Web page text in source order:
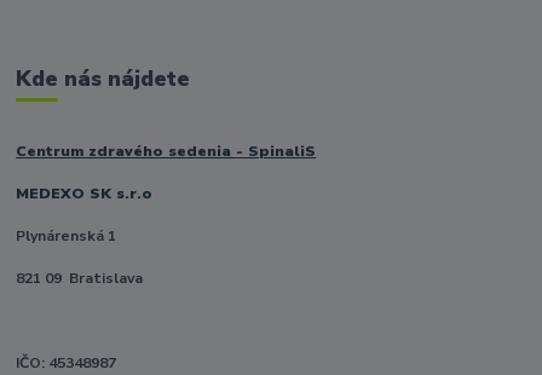
Kde nás nájdete
Centrum zdravého sedenia - SpinaliS
MEDEXO SK s.r.o
Plynárenská 1
821 09 Bratislava
IČO: 45348987